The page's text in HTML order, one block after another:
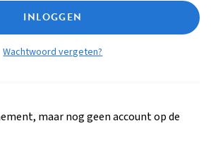
INLOGGEN
Wachtwoord vergeten?
maar nog geen account op de